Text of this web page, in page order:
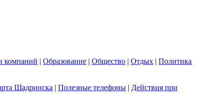
компаний | Образование | Общество | Отдых | Политика
Шадринска | Полезные телефоны | Действия при